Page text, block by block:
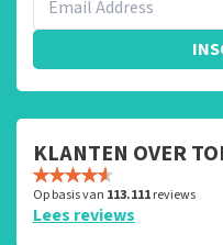
KLANTEN OVER
Op basis van 113.111reviews
Lees reviews